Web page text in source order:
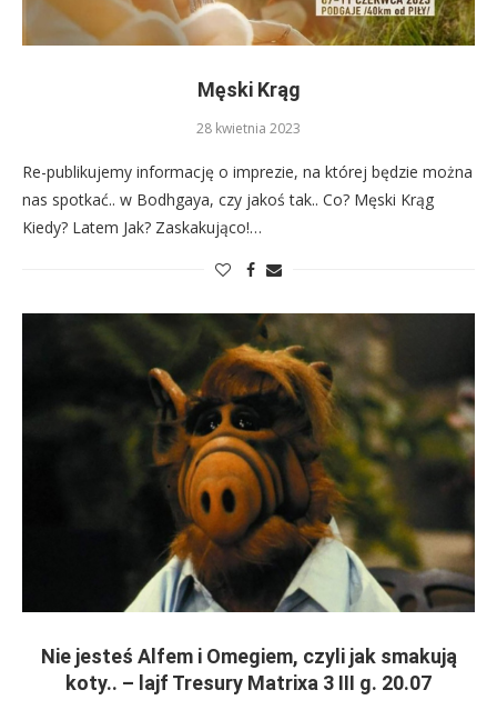
Męski Krąg
28 kwietnia 2023
Re-publikujemy informację o imprezie, na której będzie można
nas spotkać.. w Bodhgaya, czy jakoś tak.. Co? Męski Krąg
Kiedy? Latem Jak? Zaskakująco!…
Nie jesteś Alfem i Omegiem, czyli jak smakują
koty.. – lajf Tresury Matrixa 3 III g. 20.07